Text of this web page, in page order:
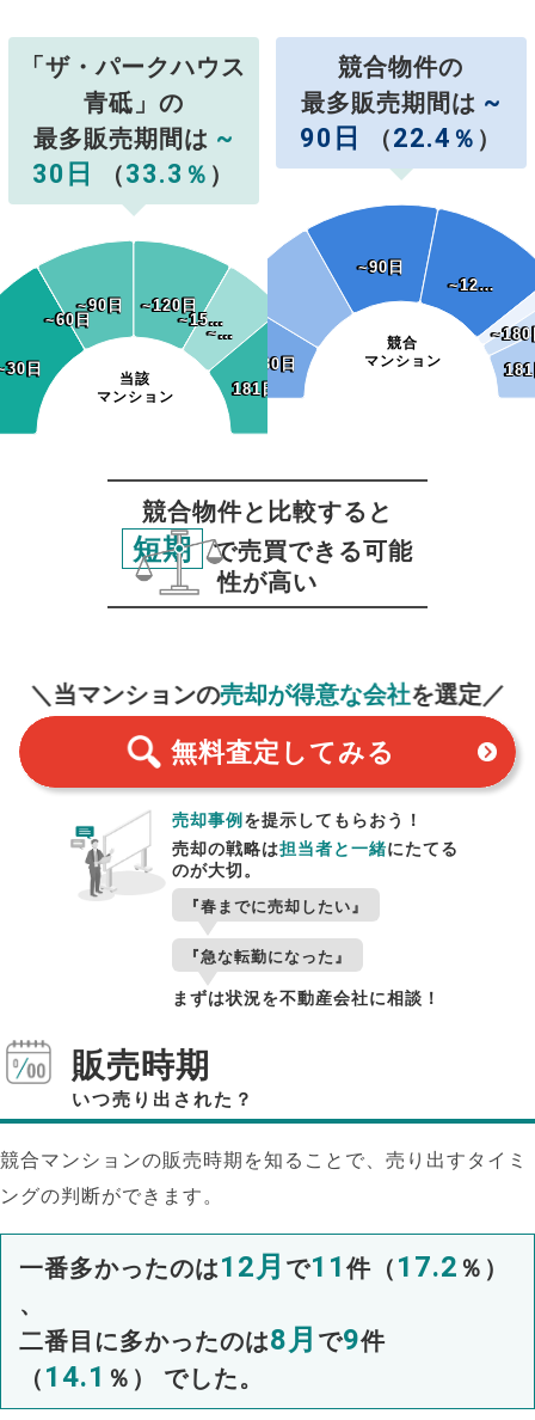
「ザ・パークハウス
青砥」の
最多販売期間は ~
30日
（33.3 ％ ）
当該
マンション
日
日
~60日
~60日
~90日
~90日 ~120日
~120日
~15…
~15…
~…
~…
181日~
181日~
競合物件の
最多販売期間は ~
90日
（22.4 ％ ）
競合
マンション
~30日
~30日
~90日
~90日
~12…
~12…
~180
~180
競合物件と比較すると
短期
で売買できる可能
性が高い
＼当マンションの売却が得意な会社を選定／
無料査定 してみる
売却事例を提示してもらおう！
売却の戦略は担当者と一緒にたてる
のが大切。
『春までに売却したい』
『急な転勤になった』
まずは状況を不動産会社に相談！
販売時期
いつ売り出された？
競合マンションの販売時期を知ることで、売り出すタイミ
ングの判断ができます。
一番多かったのは12月 で11 件（ 17.2 ％）
、
二番目に多かったのは8月 で9件
（ 14.1 ％） でした。